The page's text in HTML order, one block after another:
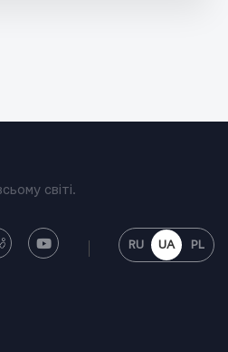
світі.
RU UA PL